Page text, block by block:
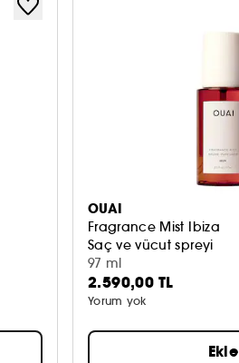
OUAI
Fragrance Mist Ibiza
Saç ve vücut spreyi
97 ml
2.590,00 TL
Yorum yok
Ekle